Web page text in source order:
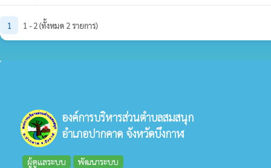
1 1 - 2 (ทั้งหมด 2 รายการ)
องค์การบริหารส่วนตำบลสมสนุก
อำเภอปากคาด จังหวัดบึงกาฬ
ผู้ดูแลระบบ พัฒนาระบบ